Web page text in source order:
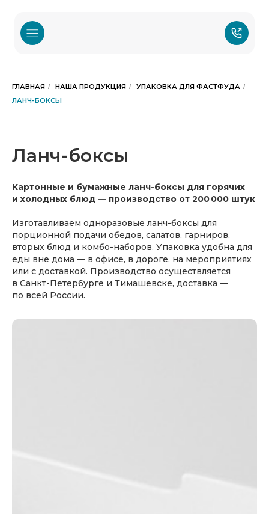
ГЛАВНАЯ / НАША ПРОДУКЦИЯ / УПАКОВКА ДЛЯ ФАСТФУДА /
ЛАНЧ-БОКСЫ
Ланч-боксы
Картонные и бумажные ланч-боксы для горячих
и холодных блюд — производство от 200 000 штук
Изготавливаем одноразовые ланч-боксы для
порционной подачи обедов, салатов, гарниров,
вторых блюд и комбо-наборов. Упаковка удобна для
еды вне дома — в офисе, в дороге, на мероприятиях
или с доставкой. Производство осуществляется
в Санкт-Петербурге и Тимашевске, доставка —
по всей России.